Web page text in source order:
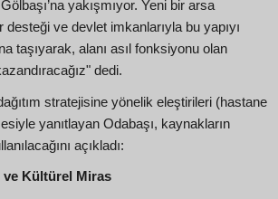
yakışmıyor. Yeni bir arsa
desteği ve devlet imkanlarıyla bu yapıyı
taşıyarak, alanı asıl fonksiyonu olan
dedi.
stratejisine yönelik eleştirileri (hastane
yanıtlayan Odabaşı, kaynakların
açıkladı:
Kültürel Miras